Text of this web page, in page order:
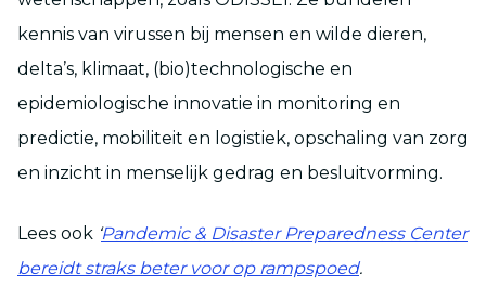
kennis van virussen bij mensen en wilde dieren,
delta’s, klimaat, (bio)technologische en
epidemiologische innovatie in monitoring en
predictie, mobiliteit en logistiek, opschaling van zorg
en inzicht in menselijk gedrag en besluitvorming.
Lees ook Pandemic & Disaster Preparedness Center
bereidt straks beter voor op rampspoed.